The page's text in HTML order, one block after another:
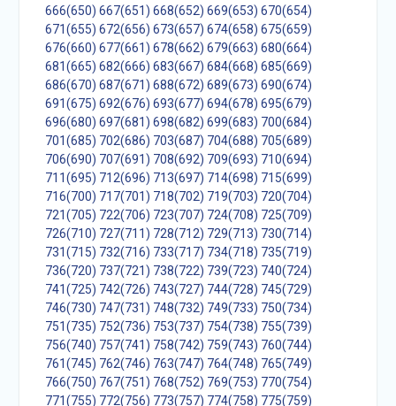
666(650) 667(651) 668(652) 669(653) 670(654)
671(655) 672(656) 673(657) 674(658) 675(659)
676(660) 677(661) 678(662) 679(663) 680(664)
681(665) 682(666) 683(667) 684(668) 685(669)
686(670) 687(671) 688(672) 689(673) 690(674)
691(675) 692(676) 693(677) 694(678) 695(679)
696(680) 697(681) 698(682) 699(683) 700(684)
701(685) 702(686) 703(687) 704(688) 705(689)
706(690) 707(691) 708(692) 709(693) 710(694)
711(695) 712(696) 713(697) 714(698) 715(699)
716(700) 717(701) 718(702) 719(703) 720(704)
721(705) 722(706) 723(707) 724(708) 725(709)
726(710) 727(711) 728(712) 729(713) 730(714)
731(715) 732(716) 733(717) 734(718) 735(719)
736(720) 737(721) 738(722) 739(723) 740(724)
741(725) 742(726) 743(727) 744(728) 745(729)
746(730) 747(731) 748(732) 749(733) 750(734)
751(735) 752(736) 753(737) 754(738) 755(739)
756(740) 757(741) 758(742) 759(743) 760(744)
761(745) 762(746) 763(747) 764(748) 765(749)
766(750) 767(751) 768(752) 769(753) 770(754)
771(755) 772(756) 773(757) 774(758) 775(759)